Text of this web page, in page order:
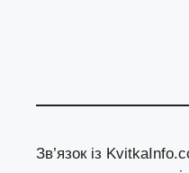
Зв’язок із